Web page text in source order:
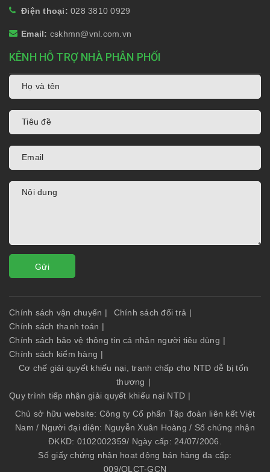
Điện thoại: 028 3810 0929
Email: cskhmn@vnl.com.vn
KÊNH HỖ TRỢ NHÀ PHÂN PHỐI
Gửi
Chính sách vận chuyển | Chính sách đổi trả |
Chính sách thanh toán |
Chính sách bảo vệ thông tin cá nhân người tiêu dùng |
Chính sách kiểm hàng |
Cơ chế giải quyết khiếu nại, tranh chấp cho NTD dễ bị tổn
thương |
Quy trình tiếp nhận giải quyết khiếu nại NTD |
Chủ sở hữu website: Công ty Cổ phẩn Tập đoàn liên kết Việt
Nam / Người đại diện: Nguyễn Xuân Hoàng / Số chứng nhận
ĐKKD: 0102002359/ Ngày cấp: 24/07/2006.
Số giấy chứng nhận hoạt động bán hàng đa cấp:
009/QLCT-GCN